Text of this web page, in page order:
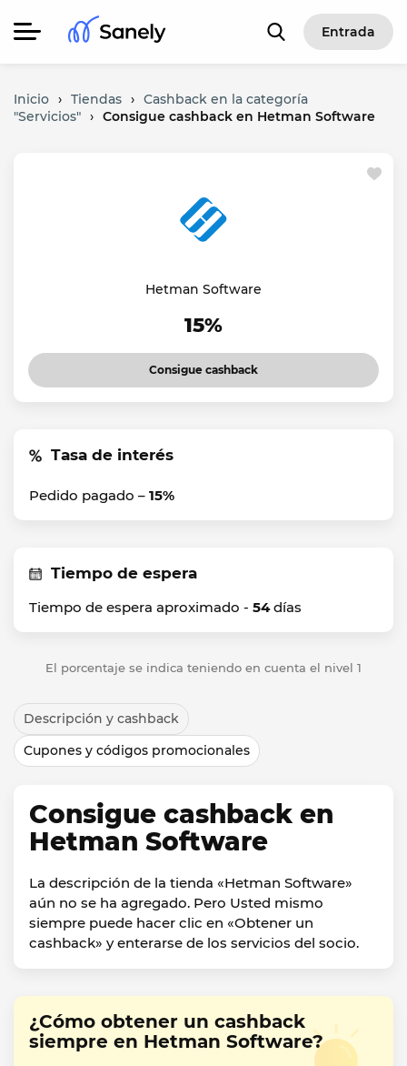
Entrada
Inicio › Tiendas › Cashback en la categoría
"Servicios" › Consigue cashback en Hetman Software
Hetman Software
15%
Consigue cashback
Tasa de interés
Pedido pagado – 15%
Tiempo de espera
Tiempo de espera aproximado - 54días
El porcentaje se indica teniendo en cuenta el nivel 1
Descripción y cashback
Cupones y códigos promocionales
Consigue cashback en
Hetman Software
La descripción de la tienda «Hetman Software»
aún no se ha agregado. Pero Usted mismo
siempre puede hacer clic en «Obtener un
cashback» y enterarse de los servicios del socio.
¿Cómo obtener un cashback
siempre en Hetman Software?